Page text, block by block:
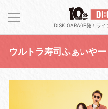
DISK GARAGE発！ラ
ウルトラ寿司ふぁいやー